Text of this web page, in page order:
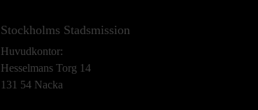
Stockholms Stadsmission
Huvudkontor:
Hesselmans Torg 14
131 54 Nacka